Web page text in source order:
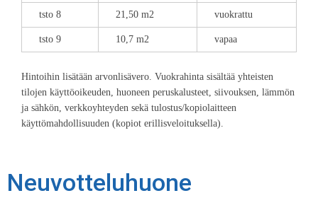
tsto 8 21,50 m2 vuokrattu
tsto 9 10,7 m2 vapaa
Hintoihin lisätään arvonlisävero. Vuokrahinta sisältää yhteisten
tilojen käyttöoikeuden, huoneen peruskalusteet, siivouksen, lämmön
ja sähkön, verkkoyhteyden sekä tulostus/kopiolaitteen
käyttömahdollisuuden (kopiot erillisveloituksella).
Neuvotteluhuone